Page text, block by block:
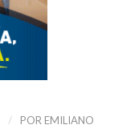
/ POR EMILIANO